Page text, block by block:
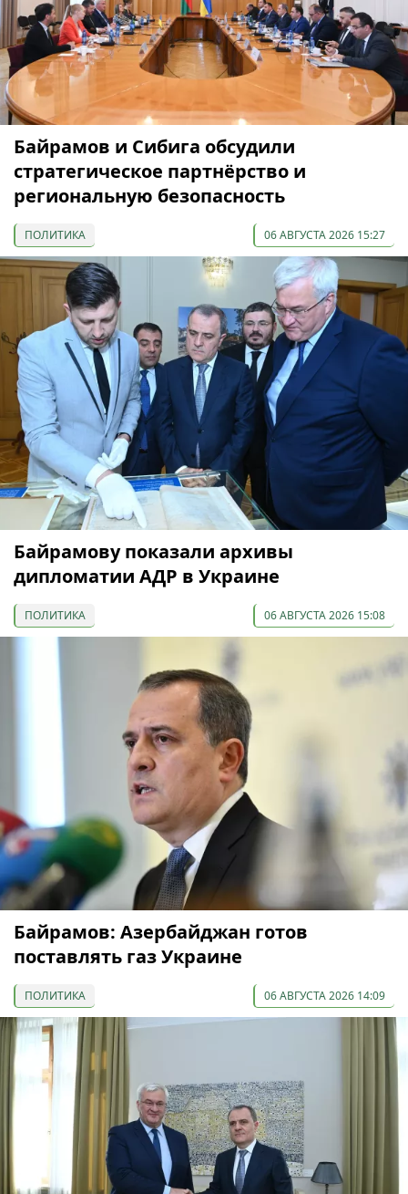
Байрамов и Сибига обсудили
стратегическое партнёрство и
региональную безопасность
ПОЛИТИКА 06 АВГУСТА 2026 15:27
Байрамову показали архивы
дипломатии АДР в Украине
ПОЛИТИКА 06 АВГУСТА 2026 15:08
Байрамов: Азербайджан готов
поставлять газ Украине
ПОЛИТИКА 06 АВГУСТА 2026 14:09